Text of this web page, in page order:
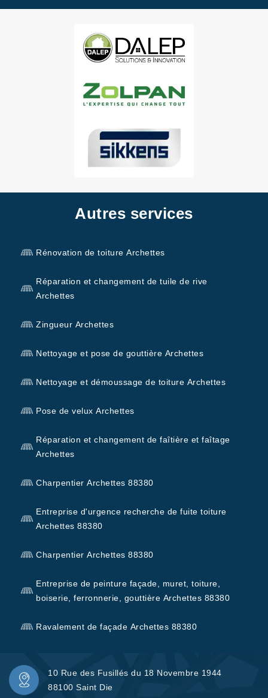
Autres services
Rénovation de toiture Archettes
Réparation et changement de tuile de rive
Archettes
Zingueur Archettes
Nettoyage et pose de gouttière Archettes
Nettoyage et démoussage de toiture Archettes
Pose de velux Archettes
Réparation et changement de faîtière et faîtage
Archettes
Charpentier Archettes 88380
Entreprise d'urgence recherche de fuite toiture
Archettes 88380
Charpentier Archettes 88380
Entreprise de peinture façade, muret, toiture,
boiserie, ferronnerie, gouttière Archettes 88380
Ravalement de façade Archettes 88380
10 Rue des Fusillés du 18 Novembre 1944
88100 Saint Die